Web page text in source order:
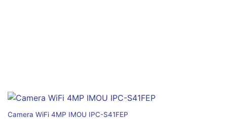
Camera WiFi 4MP IMOU IPC-S41FEP